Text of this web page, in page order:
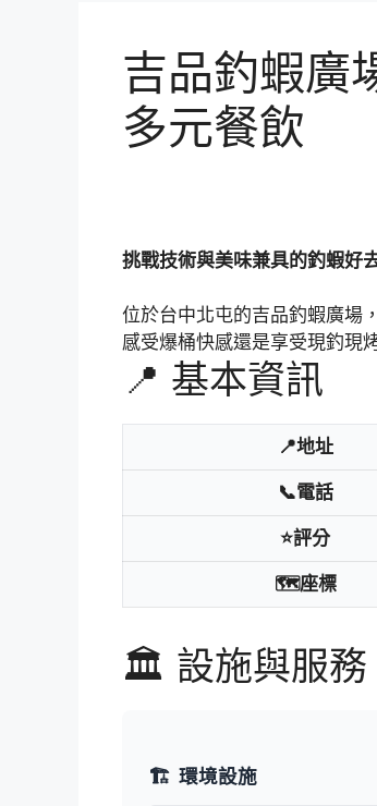
吉品釣蝦廣
多元餐飲
挑戰技術與美味兼具的釣蝦好
位於台中北屯的吉品釣蝦廣場
感受爆桶快感還是享受現釣現
📍 基本資訊
📍地址
📞電話
⭐評分
🗺️座標
🏛️ 設施與服務
🏗️ 環境設施